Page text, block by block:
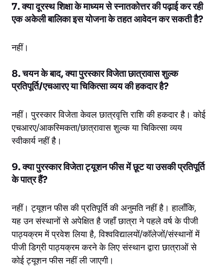
7. क्या दूरस्थ शिक्षा के माध्यम से स्नातकोत्तर की पढ़ाई कर रही
एक अकेली बालिका इस योजना के तहत आवेदन कर सकती है?
नहीं।
8. चयन के बाद, क्या पुरस्कार विजेता छात्रावास शुल्क
प्रतिपूर्ति/एचआरए या चिकित्सा व्यय की हकदार है?
नहीं। पुरस्कार विजेता केवल छात्रवृत्ति राशि की हकदार है। कोई
एचआरए/आकस्मिकता/छात्रावास शुल्क या चिकित्सा व्यय
स्वीकार्य नहीं है।
9. क्या पुरस्कार विजेता ट्यूशन फीस में छूट या उसकी प्रतिपूर्ति
के पात्र हैं?
नहीं। ट्यूशन फीस की प्रतिपूर्ति की अनुमति नहीं है। हालाँकि,
यह उन संस्थानों से अपेक्षित है जहाँ छात्रा ने पहले वर्ष के पीजी
पाठ्यक्रम में प्रवेश लिया है, विश्वविद्यालयों/कॉलेजों/संस्थानों में
पीजी डिग्री पाठ्यक्रम करने के लिए संस्थान द्वारा छात्राओं से
कोई ट्यूशन फीस नहीं ली जाएगी।